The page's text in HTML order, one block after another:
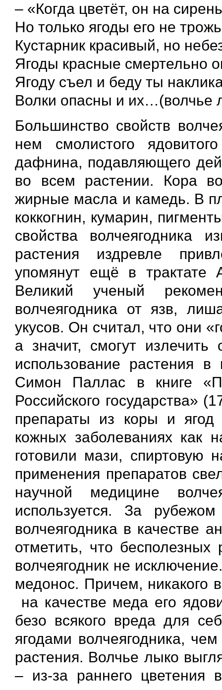
– «Когда цветёт, он на
Но только ягоды его не
Кустарник красивый, но
Ягоды красные смертельно
Ягоду съел и беду ты
Волки опасны и их…(волчье
Большинство свойств
нем смолистого
дафнина, подавляющего
во всем растении. Кора
жирные масла и камедь. В
коккогнин, кумарин,
свойства волчеягодника
растения издревле
упомянут ещё в трактате
Великий ученый
волчеягодника от язв,
укусов. Он считал, что они
а значит, смогут
использование растения
Симон Паллас в книге
Российского государства»
препараты из коры и ягод
кожных заболеваниях как
готовили мази, спиртовую
применения препаратов
научной медицине
используется. За
волчеягодника в качестве
отметить, что
волчеягодник не
медонос. Причем, никакого
на качестве меда его
безо всякого вреда для
ягодами волчеягодника,
растения. Волчье лыко
– из-за раннего